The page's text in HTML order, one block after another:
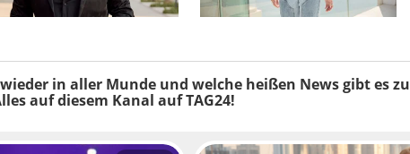
in aller Munde und welche heißen News gibt es
auf diesem Kanal auf TAG24!